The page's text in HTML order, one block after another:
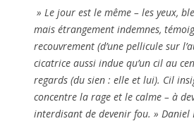
» Le jour est le même – les yeux,
mais étrangement indemnes,
recouvrement (d’une pellicule sur
cicatrice aussi indue qu’un cil au
regards (du sien : elle et lui). Cil
concentre la rage et le calme – à
interdisant de devenir fou. » Daniel